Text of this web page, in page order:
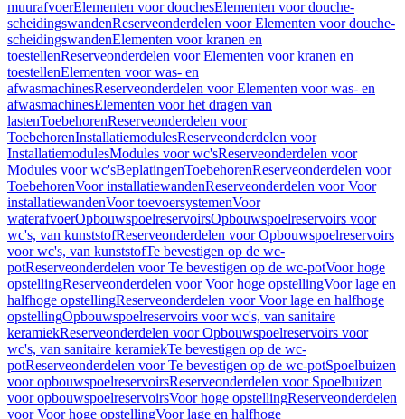
muurafvoerElementen voor douchesElementen voor douche-
scheidingswandenReserveonderdelen voor Elementen voor douche-
scheidingswandenElementen voor kranen en
toestellenReserveonderdelen voor Elementen voor kranen en
toestellenElementen voor was- en
afwasmachinesReserveonderdelen voor Elementen voor was- en
afwasmachinesElementen voor het dragen van
lastenToebehorenReserveonderdelen voor
ToebehorenInstallatiemodulesReserveonderdelen voor
InstallatiemodulesModules voor wc'sReserveonderdelen voor
Modules voor wc'sBeplatingenToebehorenReserveonderdelen voor
ToebehorenVoor installatiewandenReserveonderdelen voor Voor
installatiewandenVoor toevoersystemenVoor
waterafvoerOpbouwspoelreservoirsOpbouwspoelreservoirs voor
wc's, van kunststofReserveonderdelen voor Opbouwspoelreservoirs
voor wc's, van kunststofTe bevestigen op de wc-
potReserveonderdelen voor Te bevestigen op de wc-potVoor hoge
opstellingReserveonderdelen voor Voor hoge opstellingVoor lage en
halfhoge opstellingReserveonderdelen voor Voor lage en halfhoge
opstellingOpbouwspoelreservoirs voor wc's, van sanitaire
keramiekReserveonderdelen voor Opbouwspoelreservoirs voor
wc's, van sanitaire keramiekTe bevestigen op de wc-
potReserveonderdelen voor Te bevestigen op de wc-potSpoelbuizen
voor opbouwspoelreservoirsReserveonderdelen voor Spoelbuizen
voor opbouwspoelreservoirsVoor hoge opstellingReserveonderdelen
voor Voor hoge opstellingVoor lage en halfhoge